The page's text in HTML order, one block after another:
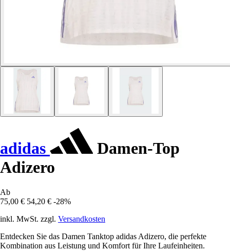
adidas
Damen-Top
Adizero
Ab
75,00 € 54,20 € -28%
inkl. MwSt. zzgl. Versandkosten
Entdecken Sie das Damen Tanktop adidas Adizero, die perfekte
Kombination aus Leistung und Komfort für Ihre Laufeinheiten.